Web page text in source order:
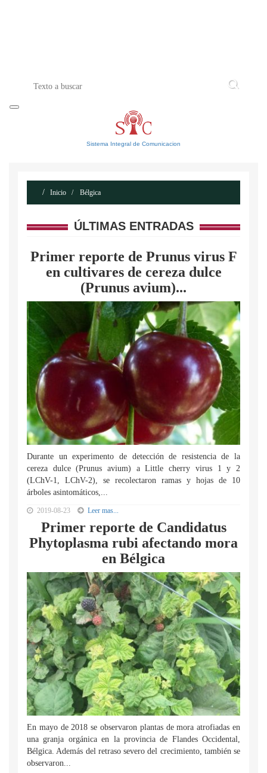
Sistema Integral de Comunicacion
Inicio Bélgica
ÚLTIMAS ENTRADAS
Primer reporte de Prunus virus F
en cultivares de cereza dulce
(Prunus avium)...
Durante un experimento de detección de resistencia de la
cereza dulce (Prunus avium) a Little cherry virus 1 y 2
(LChV-1, LChV-2), se recolectaron ramas y hojas de 10
árboles asintomáticos,...
2019-08-23 Leer mas...
Primer reporte de Candidatus
Phytoplasma rubi afectando mora
en Bélgica
En mayo de 2018 se observaron plantas de mora atrofiadas en
una granja orgánica en la provincia de Flandes Occidental,
Bélgica. Además del retraso severo del crecimiento, también se
observaron...